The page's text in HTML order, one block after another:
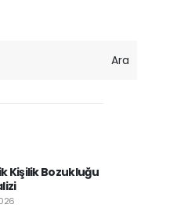
Ara
Kişilik Bozukluğu